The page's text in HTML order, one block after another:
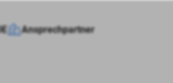
Ansprechpartner